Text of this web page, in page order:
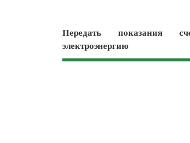
Передать показания
электроэнергию